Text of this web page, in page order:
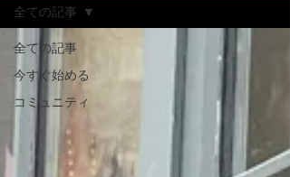
全ての記事
今すぐ始める
コミュニティ
全ての記事